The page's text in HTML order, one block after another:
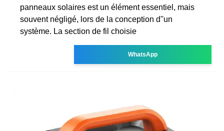
panneaux solaires est un élément essentiel, mais
souvent négligé, lors de la conception d''un
système. La section de fil choisie
WhatsApp